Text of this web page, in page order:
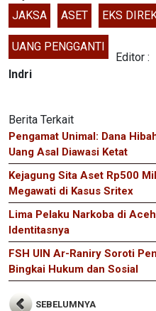
JAKSA
ASET EKS
UANG PENGGANTI
Editor :
Indri
Berita Terkait
Pengamat Unimal: Dana
Uang Asal Diawasi Ketat
Kejagung Sita Aset Rp500
Megawati di Kasus Sritex
Lima Pelaku Narkoba di
Identitasnya
FSH UIN Ar-Raniry Soroti
Bingkai Hukum dan Sosial
SEBELUMNYA